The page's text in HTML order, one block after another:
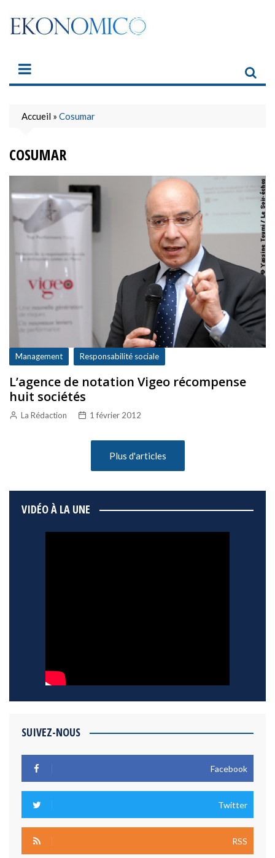
content
Accueil » Cosumar
COSUMAR
Management Responsabilité sociale
L’agence de notation Vigeo récompense
huit sociétés
La Rédaction 1 février 2012
Plus d'articles
VIDÉO À LA UNE
SUIVEZ-NOUS
Facebook
Twitter
RSS